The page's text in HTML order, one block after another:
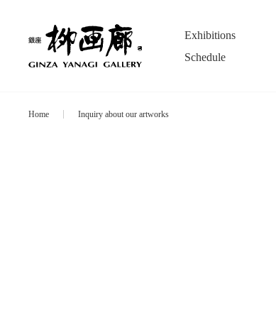
Exhibitions
Schedule
Home Inquiry about our artworks